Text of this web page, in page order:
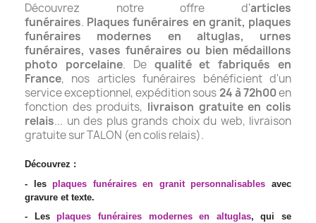
Découvrez notre offre d'articles
funéraires. Plaques funéraires en granit, plaques
funéraires modernes en altuglas, urnes
funéraires, vases funéraires ou bien médaillons
photo porcelaine. De qualité et fabriqués en
France, nos articles funéraires bénéficient d'un
service exceptionnel, expédition sous 24 à 72h00en
fonction des produits, livraison gratuite en colis
relais... un des plus grands choix du web, livraison
gratuite sur TALON (en colis relais).
Découvrez :
- lesplaques funéraires en granit personnalisables avec
gravure et texte.
- Lesplaques funéraires modernes en altuglas, qui se